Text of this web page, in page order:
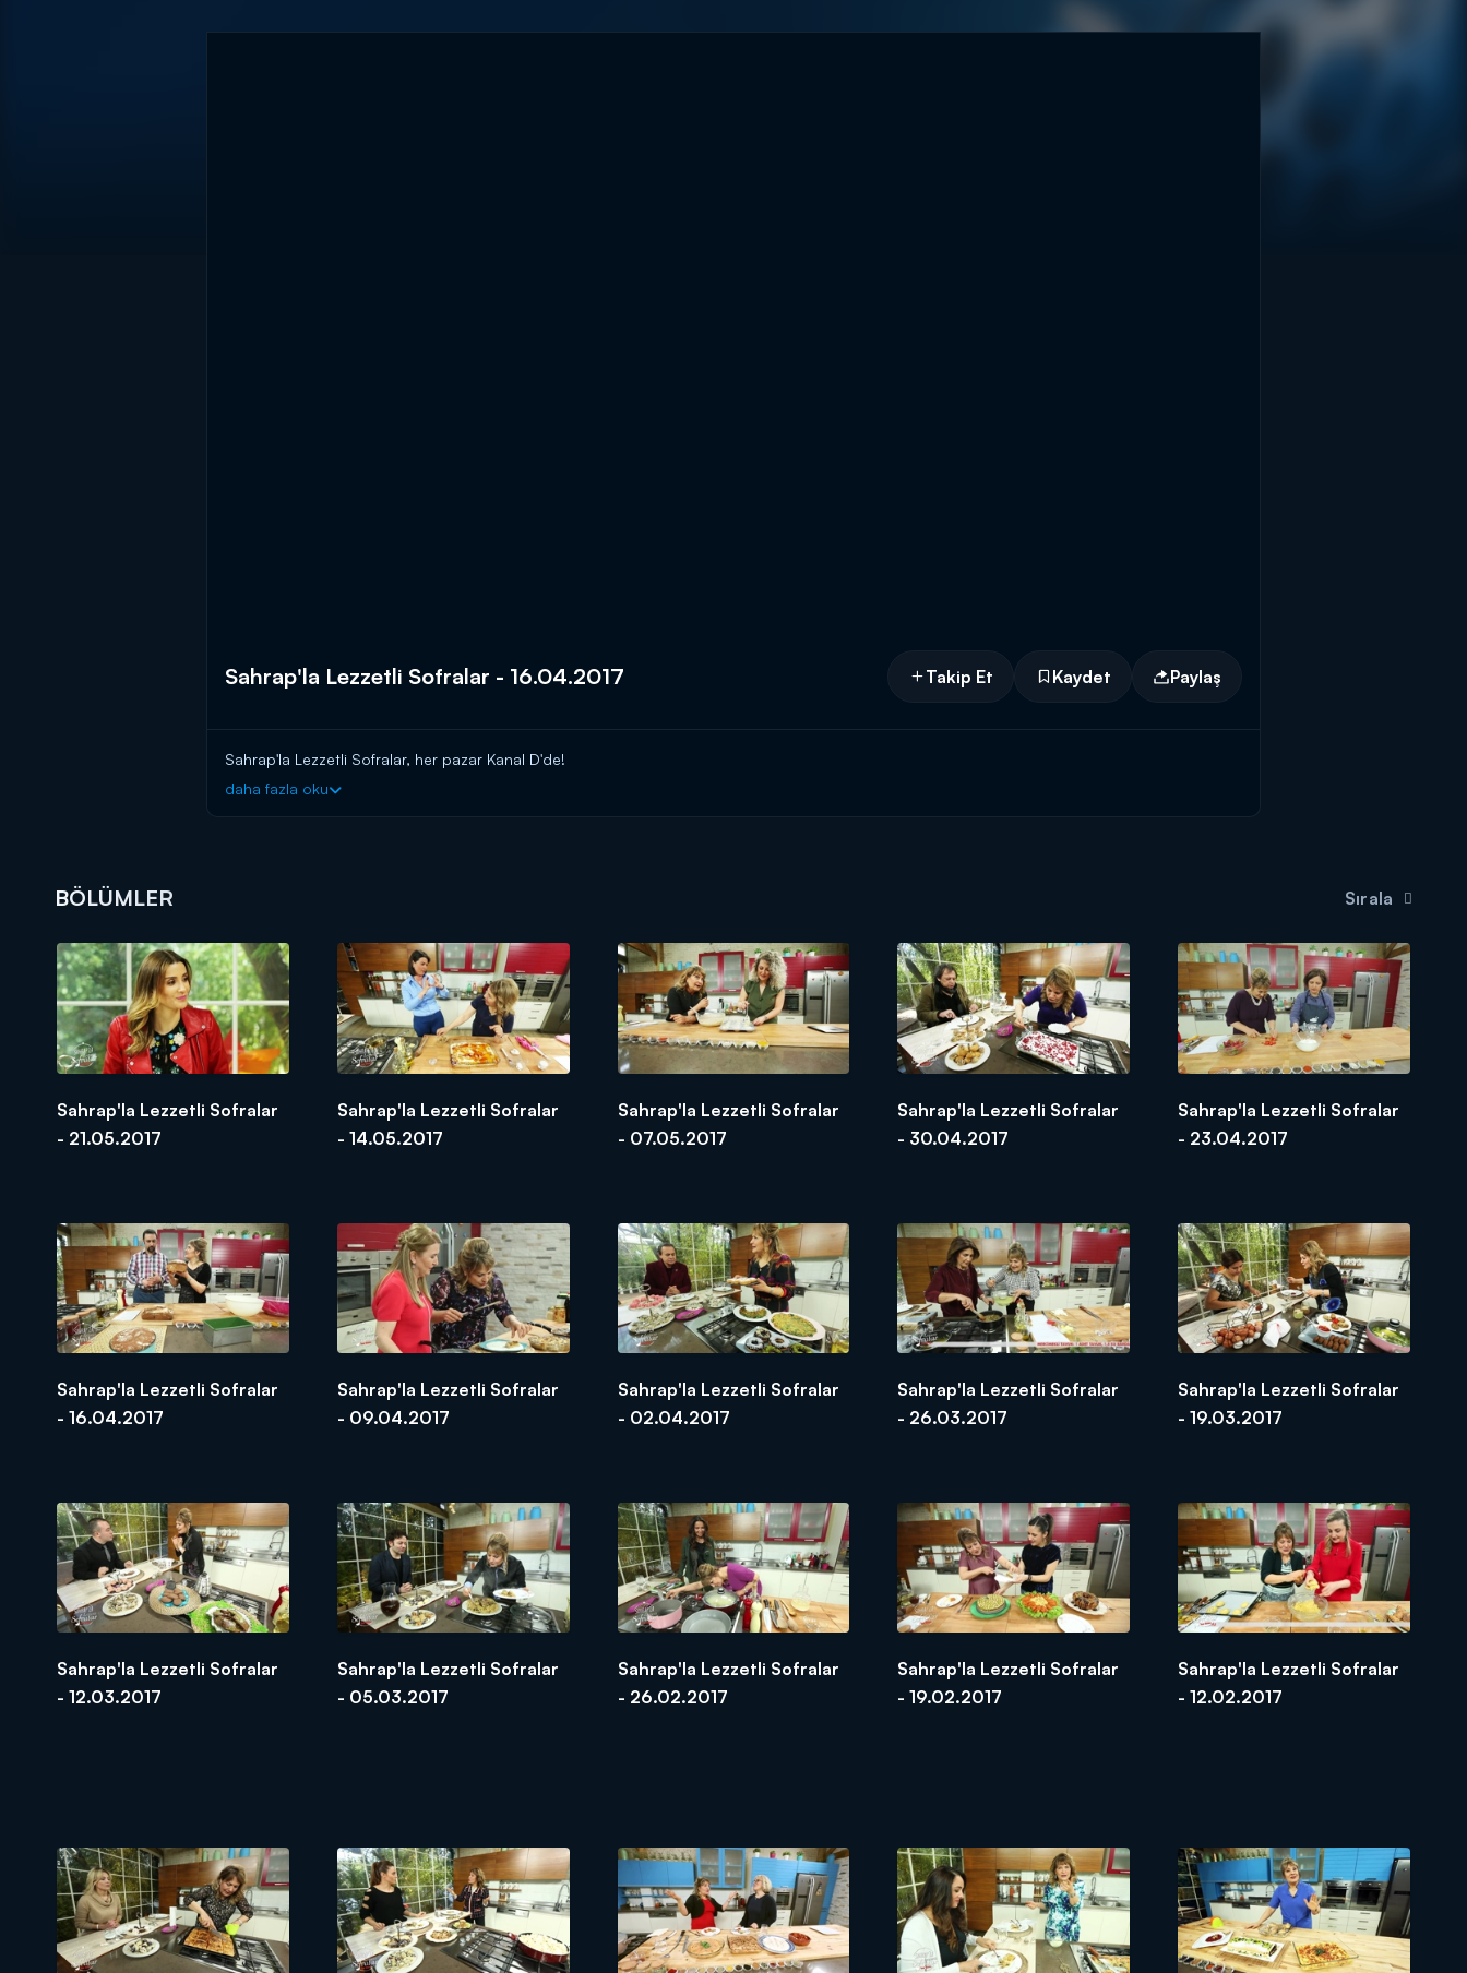
Sahrap'la Lezzetli Sofralar - 16.04.2017 Takip Et Kaydet Paylaş
Sahrap'la Lezzetli Sofralar, her pazar Kanal D'de!
daha fazla oku
BÖLÜMLER Sırala
Sahrap'la Lezzetli Sofralar
- 21.05.2017
Sahrap'la Lezzetli Sofralar
- 14.05.2017
Sahrap'la Lezzetli Sofralar
- 07.05.2017
Sahrap'la Lezzetli Sofralar
- 30.04.2017
Sahrap'la Lezzetli Sofralar
- 23.04.2017
Sahrap'la Lezzetli Sofralar
- 16.04.2017
Sahrap'la Lezzetli Sofralar
- 09.04.2017
Sahrap'la Lezzetli Sofralar
- 02.04.2017
Sahrap'la Lezzetli Sofralar
- 26.03.2017
Sahrap'la Lezzetli Sofralar
- 19.03.2017
Sahrap'la Lezzetli Sofralar
- 12.03.2017
Sahrap'la Lezzetli Sofralar
- 05.03.2017
Sahrap'la Lezzetli Sofralar
- 26.02.2017
Sahrap'la Lezzetli Sofralar
- 19.02.2017
Sahrap'la Lezzetli Sofralar
- 12.02.2017